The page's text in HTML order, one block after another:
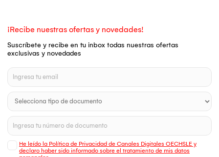
¡Recibe nuestras ofertas y novedades!
Suscríbete y recibe en tu inbox todas nuestras ofertas
exclusivas y novedades
He leído la Política de Privacidad de Canales Digitales OECHSLE y
declaro haber sido informado sobre el tratamiento de mis datos